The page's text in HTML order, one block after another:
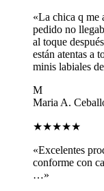
«La chica q me
pedido no
al toque
están atentas a
minis labiales
M
Maria A.
★★★★★
«Excelentes
conforme con
…»